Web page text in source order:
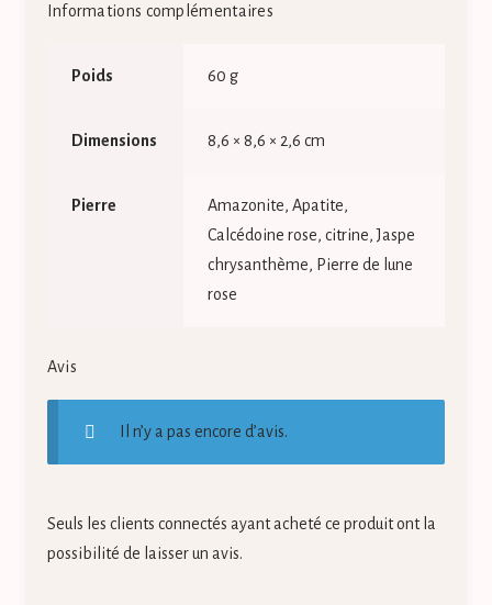
Informations complémentaires
Poids 60 g
Dimensions 8,6 × 8,6 × 2,6 cm
Pierre
Amazonite, Apatite,
Calcédoine rose, citrine, Jaspe
chrysanthème, Pierre de lune
rose
Avis
Il n’y a pas encore d’avis.
Seuls les clients connectés ayant acheté ce produit ont la
possibilité de laisser un avis.